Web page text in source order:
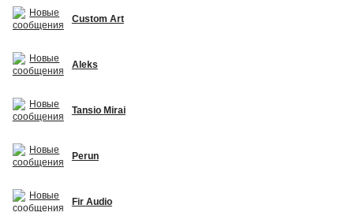
Custom Art
Aleks
Tansio Mirai
Perun
Fir Audio